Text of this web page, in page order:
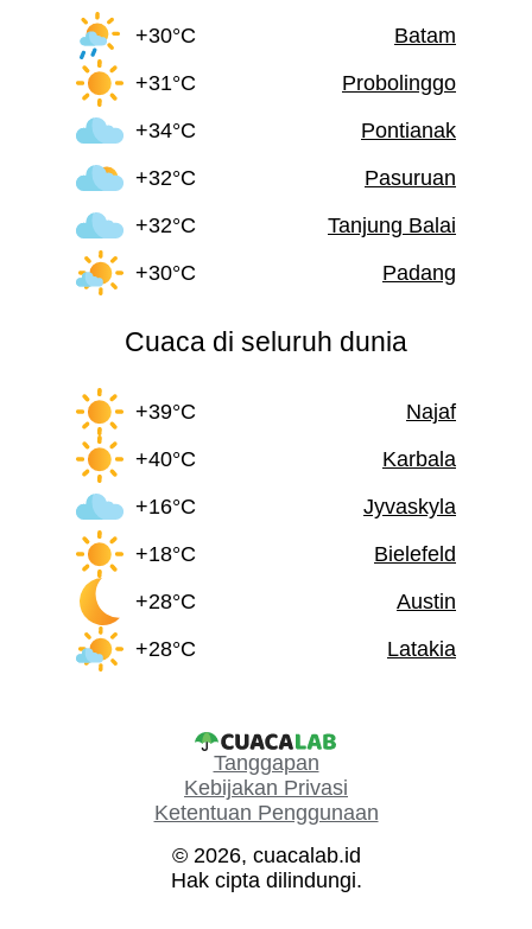
+30°C
Batam
+31°C
Probolinggo
+34°C
Pontianak
+32°C
Pasuruan
+32°C
Tanjung Balai
+30°C
Padang
Cuaca di seluruh dunia
+39°C
Najaf
+40°C
Karbala
+16°C
Jyvaskyla
+18°C
Bielefeld
+28°C
Austin
+28°C
Latakia
Tanggapan
Kebijakan Privasi
Ketentuan Penggunaan
© 2026, cuacalab.id
Hak cipta dilindungi.